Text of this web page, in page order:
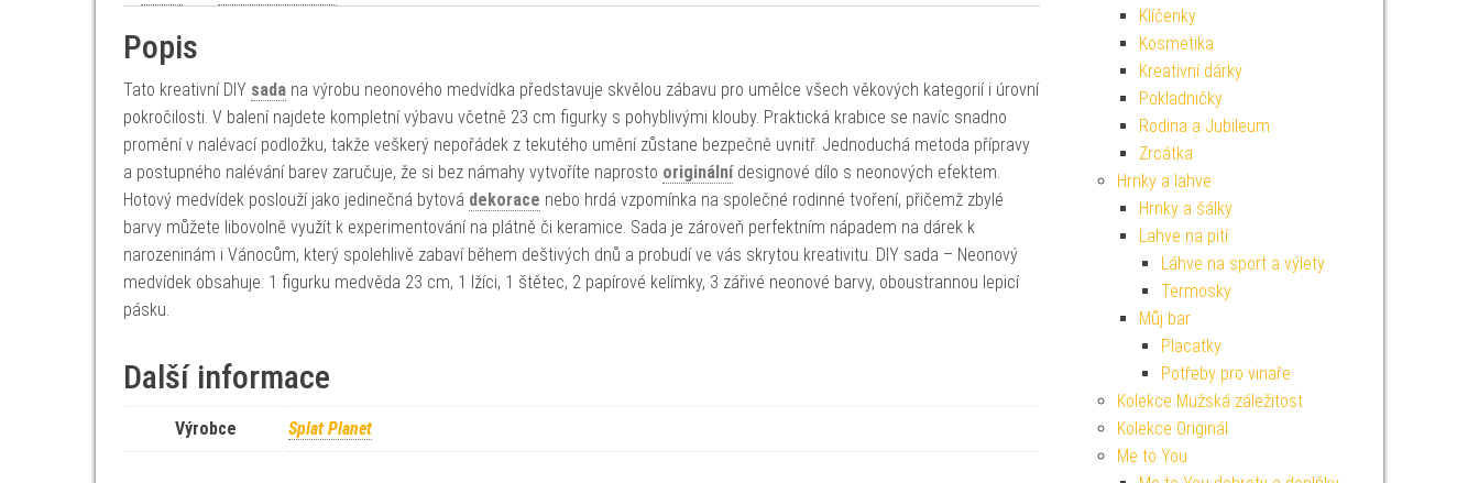
Popis
Tato kreativní DIY sada na výrobu neonového medvídka představuje skvělou zábavu pro umělce všech věkových kategorií i úrovní
pokročilosti. V balení najdete kompletní výbavu včetně 23 cm figurky s pohyblivými klouby. Praktická krabice se navíc snadno
promění v nalévací podložku, takže veškerý nepořádek z tekutého umění zůstane bezpečně uvnitř. Jednoduchá metoda přípravy
a postupného nalévání barev zaručuje, že si bez námahy vytvoříte naprosto originálnídesignové dílo s neonových efektem.
Hotový medvídek poslouží jako jedinečná bytová dekorace nebo hrdá vzpomínka na společné rodinné tvoření, přičemž zbylé
barvy můžete libovolně využít k experimentování na plátně či keramice. Sada je zároveň perfektním nápadem na dárek k
narozeninám i Vánocům, který spolehlivě zabaví během deštivých dnů a probudí ve vás skrytou kreativitu. DIY sada – Neonový
medvídek obsahuje: 1 figurku medvěda 23 cm, 1 lžíci, 1 štětec, 2 papírové kelímky, 3 zářivé neonové barvy, oboustrannou lepicí
pásku.
Další informace
Výrobce Splat Planet
Klíčenky
Kosmetika
Kreativní dárky
Pokladničky
Rodina a Jubileum
Zrcátka
Hrnky a lahve
Hrnky a šálky
Lahve na pití
Láhve na sport a výlety
Termosky
Můj bar
Placatky
Potřeby pro vinaře
Kolekce Mužská záležitost
Kolekce Originál
Me to You